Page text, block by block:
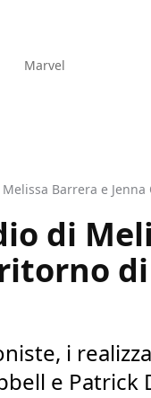
Marvel
Barrera e
di
i
e Patrick